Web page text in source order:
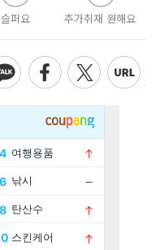
슬퍼요 추가취재 원해요